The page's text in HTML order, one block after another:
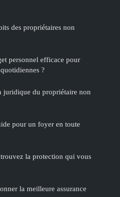
des propriétaires non
personnel efficace pour
?
juridique du propriétaire non
pour un foyer en toute
la protection qui vous
la meilleure assurance